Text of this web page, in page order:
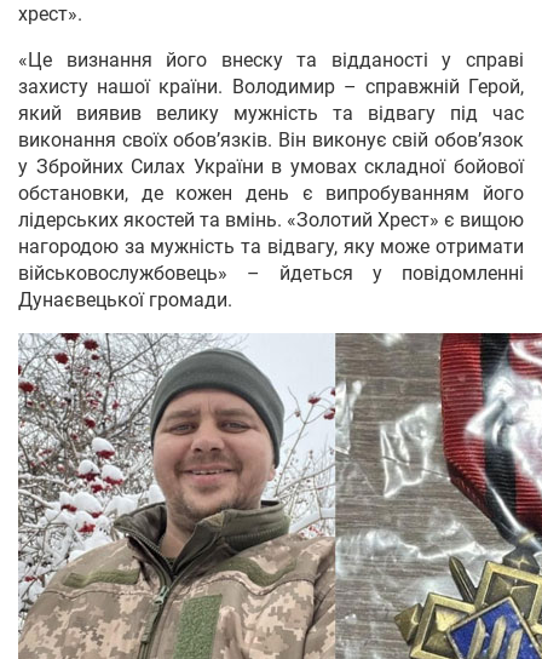
хрест».
«Це визнання його внеску та відданості у справі
захисту нашої країни. Володимир – справжній Герой,
який виявив велику мужність та відвагу під час
виконання своїх обов’язків. Він виконує свій обов’язок
у Збройних Силах України в умовах складної бойової
обстановки, де кожен день є випробуванням його
лідерських якостей та вмінь. «Золотий Хрест» є вищою
нагородою за мужність та відвагу, яку може отримати
військовослужбовець» – йдеться у повідомленні
Дунаєвецької громади.